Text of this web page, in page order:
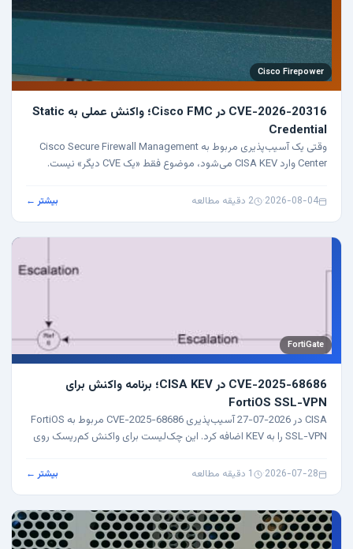
Cisco Firepower
CVE-2026-20316 در Cisco FMC؛ واکنش عملی به Static
Credential
وقتی یک آسیب‌پذیری مربوط به Cisco Secure Firewall Management
Center وارد CISA KEV می‌شود، موضوع فقط «یک CVE دیگر» نیست.
2026-08-04
· 2 دقیقه مطالعه بیشتر ←
FortiGate
CVE-2025-68686 در CISA KEV؛ برنامه واکنش برای
FortiOS SSL-VPN
CISA در 2026-07-27 آسیب‌پذیری CVE-2025-68686 مربوط به FortiOS
SSL-VPN را به KEV اضافه کرد. این چک‌لیست برای واکنش کم‌ریسک روی
2026-07-28
· 1 دقیقه مطالعه بیشتر ←